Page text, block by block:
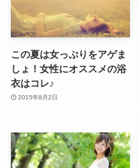
この夏は女っぷりをアゲま
しょ！女性にオススメの浴
衣はコレ♪
2015年8月2日